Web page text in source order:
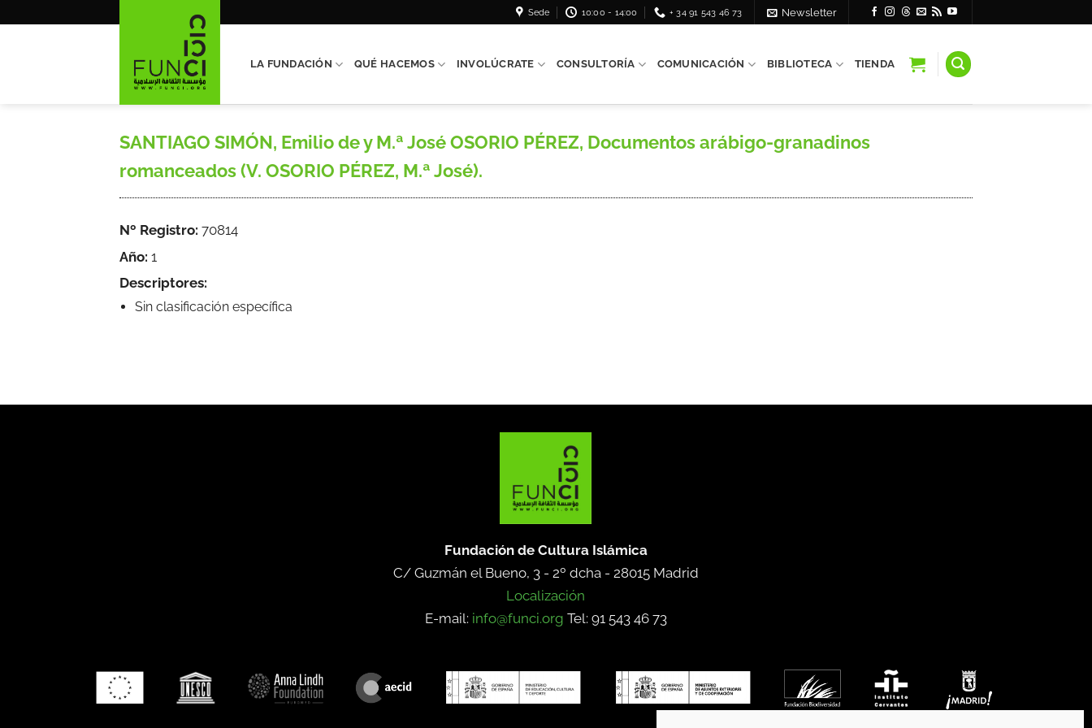
Sede 10:00 - 14:00 + 34 91 543 46 73 Newsletter
LA FUNDACIÓN QUÉ HACEMOS INVOLÚCRATE CONSULTORÍA COMUNICACIÓN BIBLIOTECA TIENDA
SANTIAGO SIMÓN, Emilio de y M.ª José OSORIO PÉREZ, Documentos arábigo-granadinos
romanceados (V. OSORIO PÉREZ, M.ª José).
Nº Registro: 70814
Año: 1
Descriptores:
Sin clasificación específica
Fundación de Cultura Islámica
C/ Guzmán el Bueno, 3 - 2º dcha - 28015 Madrid
Localización
E-mail: info@funci.org Tel: 91 543 46 73